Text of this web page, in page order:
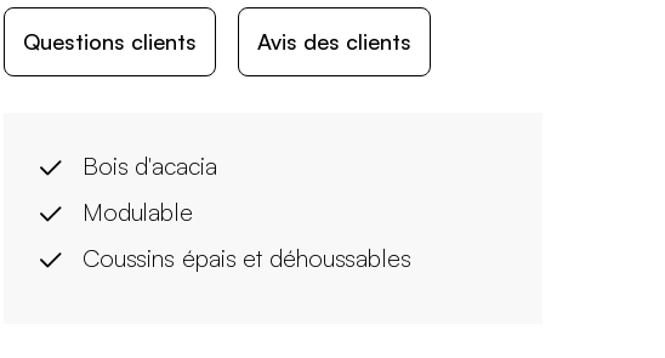
Questions clients Avis des clients
Bois d'acacia
Modulable
Coussins épais et déhoussables